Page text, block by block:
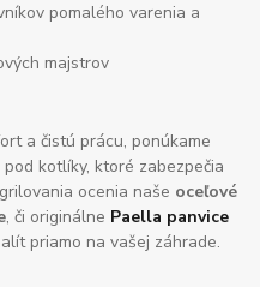
pomalého varenia a
majstrov
a čistú prácu, ponúkame
pod kotlíky, ktoré zabezpečia
ocenia naše oceľové
, či originálne Paella panvice
priamo na vašej záhrade.